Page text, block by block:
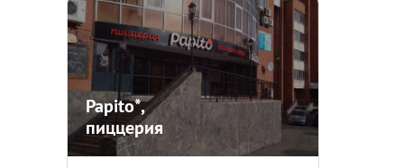
Papito*,
пиццерия